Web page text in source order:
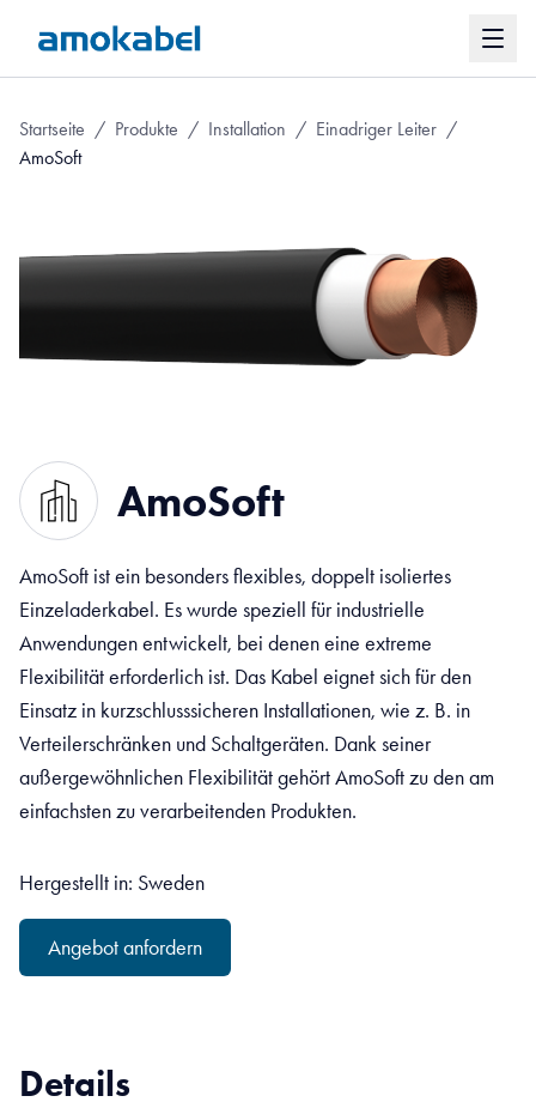
Startseite / Produkte / Installation / Einadriger Leiter /
AmoSoft
AmoSoft
AmoSoft ist ein besonders flexibles, doppelt isoliertes
Einzeladerkabel. Es wurde speziell für industrielle
Anwendungen entwickelt, bei denen eine extreme
Flexibilität erforderlich ist. Das Kabel eignet sich für den
Einsatz in kurzschlusssicheren Installationen, wie z. B. in
Verteilerschränken und Schaltgeräten. Dank seiner
außergewöhnlichen Flexibilität gehört AmoSoft zu den am
einfachsten zu verarbeitenden Produkten.
Hergestellt in: Sweden
Angebot anfordern
Details